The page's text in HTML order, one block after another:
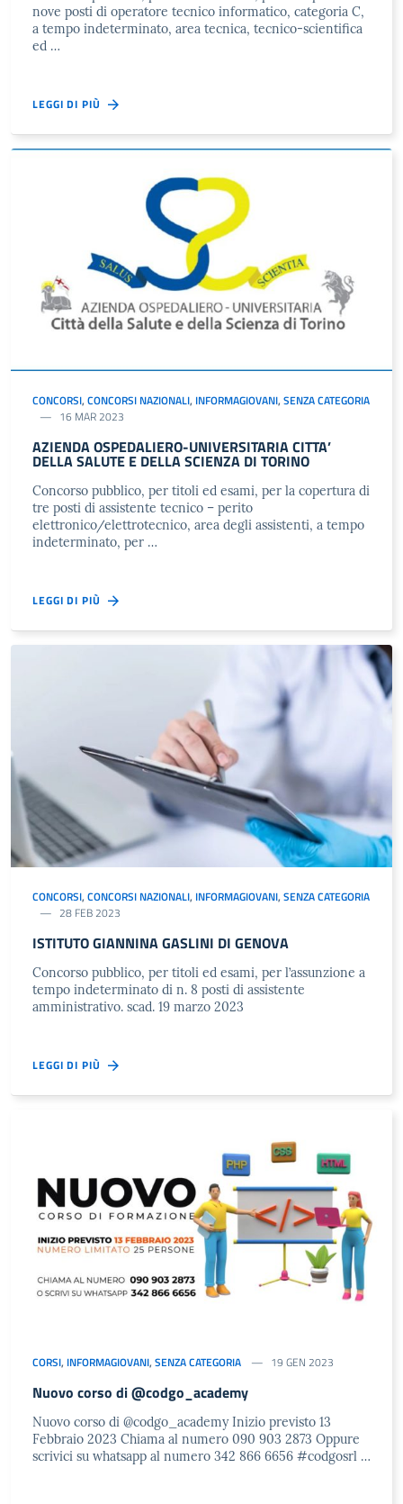
nove posti di operatore tecnico informatico, categoria C,
a tempo indeterminato, area tecnica, tecnico-scientifica
ed …
LEGGI DI PIÙ
CONCORSI, CONCORSI NAZIONALI, INFORMAGIOVANI, SENZA CATEGORIA
16 MAR 2023
AZIENDA OSPEDALIERO-UNIVERSITARIA CITTA’
DELLA SALUTE E DELLA SCIENZA DI TORINO
Concorso pubblico, per titoli ed esami, per la copertura di
tre posti di assistente tecnico – perito
elettronico/elettrotecnico, area degli assistenti, a tempo
indeterminato, per …
LEGGI DI PIÙ
CONCORSI, CONCORSI NAZIONALI, INFORMAGIOVANI, SENZA CATEGORIA
28 FEB 2023
ISTITUTO GIANNINA GASLINI DI GENOVA
Concorso pubblico, per titoli ed esami, per l’assunzione a
tempo indeterminato di n. 8 posti di assistente
amministrativo. scad. 19 marzo 2023
LEGGI DI PIÙ
CORSI, INFORMAGIOVANI, SENZA CATEGORIA 19 GEN 2023
Nuovo corso di @codgo_academy
Nuovo corso di @codgo_academy Inizio previsto 13
Febbraio 2023 Chiama al numero 090 903 2873 Oppure
scrivici su whatsapp al numero 342 866 6656 #codgosrl …